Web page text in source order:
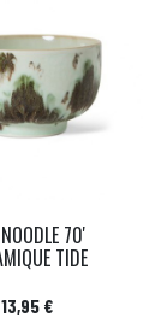
70'
TIDE
Prix
13,95 €